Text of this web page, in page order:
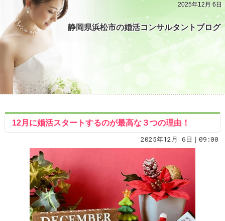
2025年12月 6日
静岡県浜松市の婚活コンサルタントブログ
12月に婚活スタートするのが最高な３つの理由！
2025年12月 6日｜09:00